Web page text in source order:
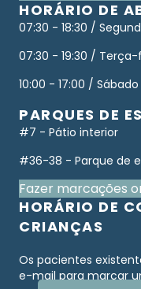
HORÁRIO DE
07:30 - 18:30 /
07:30 - 19:30 /
10:00 - 17:00 / Sábado
PARQUES DE
#7 - Pátio interior
#36-38 - Parque de
Fazer marcações
HORÁRIO DE
CRIANÇAS
Os pacientes
e-mail para marcar